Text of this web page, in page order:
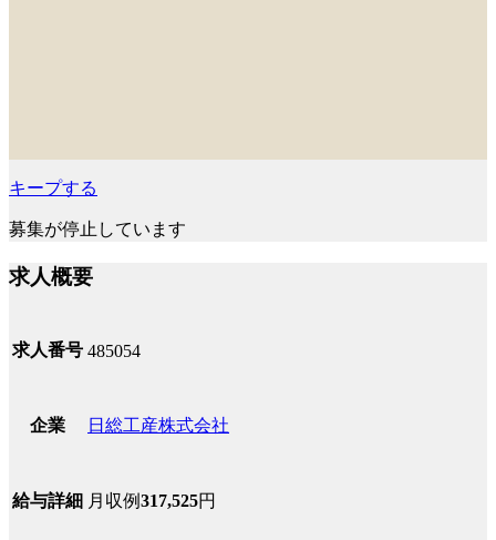
キープする
募集が停止しています
求人概要
求人番号 485054
企業 日総工産株式会社
給与詳細 月収例317,525円